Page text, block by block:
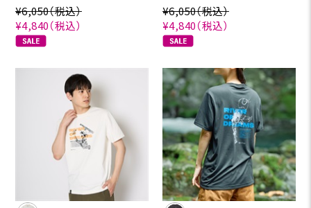
¥6,050（税込）
¥4,840（税込）
¥6,050（税込）
¥4,840（税込）